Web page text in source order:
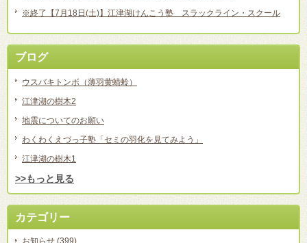
※終了【7月18日(土)】江津湖けんこう塾 スラックライン・スクール
ブログ
ウスバキトンボ（薄羽黄蜻蛉）
江津湖の樹木2
地震についてのお願い
わくわくえづっ子塾「セミの羽化を見てみよう」
江津湖の樹木1
>>もっと見る
カテゴリー